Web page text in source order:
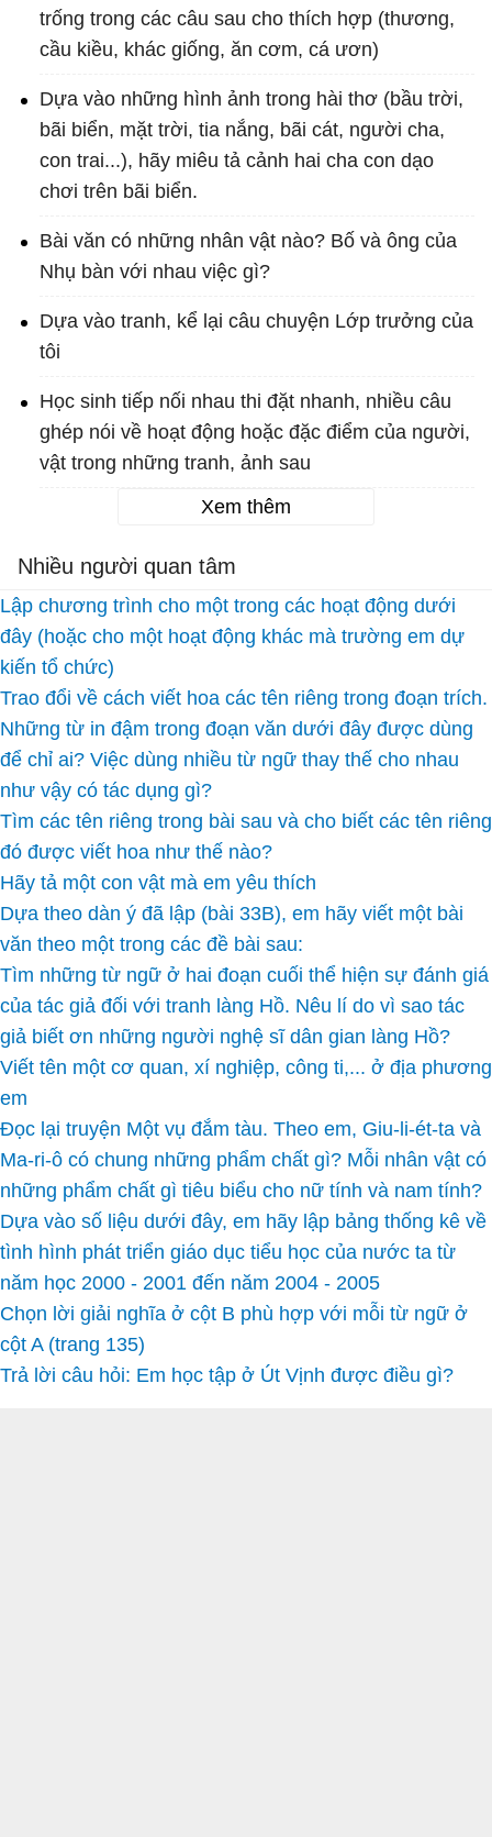
trống trong các câu sau cho thích hợp (thương,
cầu kiều, khác giống, ăn cơm, cá ươn)
Dựa vào những hình ảnh trong hài thơ (bầu trời,
bãi biển, mặt trời, tia nắng, bãi cát, người cha,
con trai...), hãy miêu tả cảnh hai cha con dạo
chơi trên bãi biển.
Bài văn có những nhân vật nào? Bố và ông của
Nhụ bàn với nhau việc gì?
Dựa vào tranh, kể lại câu chuyện Lớp trưởng của
tôi
Học sinh tiếp nối nhau thi đặt nhanh, nhiều câu
ghép nói về hoạt động hoặc đặc điểm của người,
vật trong những tranh, ảnh sau
Xem thêm
Nhiều người quan tâm
Lập chương trình cho một trong các hoạt động dưới
đây (hoặc cho một hoạt động khác mà trường em dự
kiến tổ chức)
Trao đổi về cách viết hoa các tên riêng trong đoạn trích.
Những từ in đậm trong đoạn văn dưới đây được dùng
để chỉ ai? Việc dùng nhiều từ ngữ thay thế cho nhau
như vậy có tác dụng gì?
Tìm các tên riêng trong bài sau và cho biết các tên riêng
đó được viết hoa như thế nào?
Hãy tả một con vật mà em yêu thích
Dựa theo dàn ý đã lập (bài 33B), em hãy viết một bài
văn theo một trong các đề bài sau:
Tìm những từ ngữ ở hai đoạn cuối thể hiện sự đánh giá
của tác giả đối với tranh làng Hồ. Nêu lí do vì sao tác
giả biết ơn những người nghệ sĩ dân gian làng Hồ?
Viết tên một cơ quan, xí nghiệp, công ti,... ở địa phương
em
Đọc lại truyện Một vụ đắm tàu. Theo em, Giu-li-ét-ta và
Ma-ri-ô có chung những phẩm chất gì? Mỗi nhân vật có
những phẩm chất gì tiêu biểu cho nữ tính và nam tính?
Dựa vào số liệu dưới đây, em hãy lập bảng thống kê về
tình hình phát triển giáo dục tiểu học của nước ta từ
năm học 2000 - 2001 đến năm 2004 - 2005
Chọn lời giải nghĩa ở cột B phù hợp với mỗi từ ngữ ở
cột A (trang 135)
Trả lời câu hỏi: Em học tập ở Út Vịnh được điều gì?